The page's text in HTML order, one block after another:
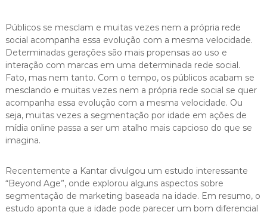
Públicos se mesclam e muitas vezes nem a própria rede
social acompanha essa evolução com a mesma velocidade.
Determinadas gerações são mais propensas ao uso e
interação com marcas em uma determinada rede social.
Fato, mas nem tanto. Com o tempo, os públicos acabam se
mesclando e muitas vezes nem a própria rede social se quer
acompanha essa evolução com a mesma velocidade. Ou
seja, muitas vezes a segmentação por idade em ações de
mídia online passa a ser um atalho mais capcioso do que se
imagina.
Recentemente a Kantar divulgou um estudo interessante
“Beyond Age”, onde explorou alguns aspectos sobre
segmentação de marketing baseada na idade. Em resumo, o
estudo aponta que a idade pode parecer um bom diferencial